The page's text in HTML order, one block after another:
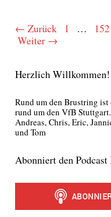
← Zurück Seite
1 … Seite
152
Weiter →
Herzlich Willkommen!
Rund um den Brust­ring
rund um den VfB
Andre­as, Chris, Eric,
und Tom
Abonniert den